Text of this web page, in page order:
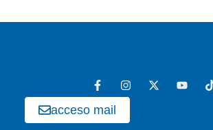
acceso mail